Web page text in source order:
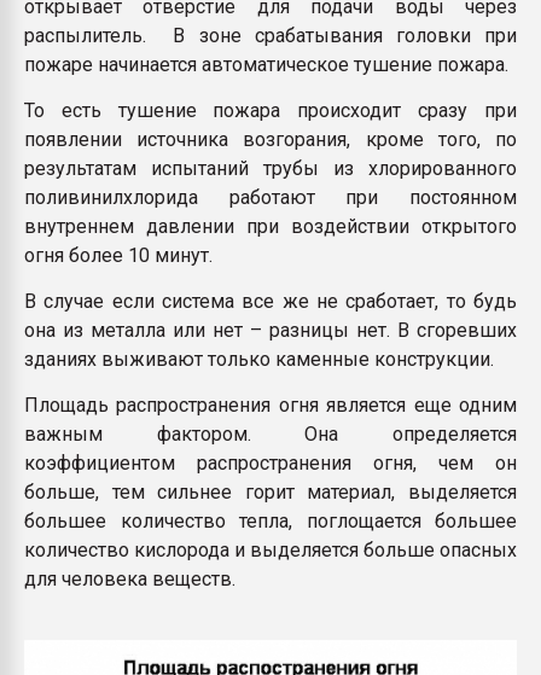
открывает отверстие для подачи воды через
распылитель. В зоне срабатывания головки при
пожаре начинается автоматическое тушение пожара.
То есть тушение пожара происходит сразу при
появлении источника возгорания, кроме того, по
результатам испытаний трубы из хлорированного
поливинилхлорида работают при постоянном
внутреннем давлении при воздействии открытого
огня более 10 минут.
В случае если система все же не сработает, то будь
она из металла или нет – разницы нет. В сгоревших
зданиях выживают только каменные конструкции.
Площадь распространения огня является еще одним
важным фактором. Она определяется
коэффициентом распространения огня, чем он
больше, тем сильнее горит материал, выделяется
большее количество тепла, поглощается большее
количество кислорода и выделяется больше опасных
для человека веществ.